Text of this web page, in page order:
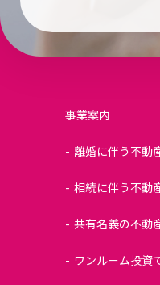
事業案内
離婚に伴う不動
相続に伴う不動
共有名義の不動
ワンルーム投資